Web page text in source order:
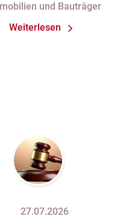
am
und Bauträger
Weiterlesen
27.07.2026